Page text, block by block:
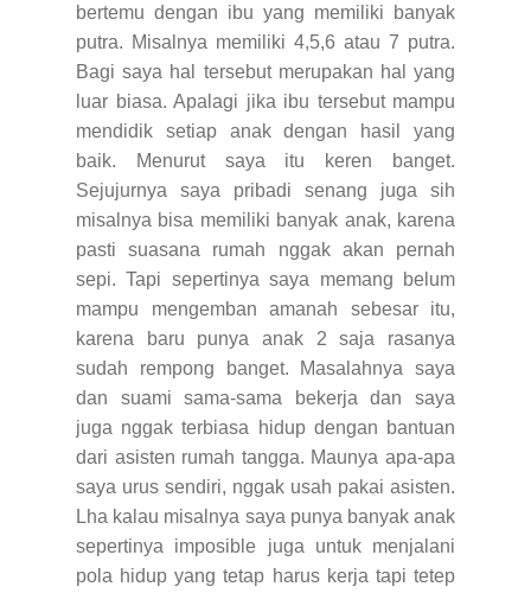
bertemu dengan ibu yang memiliki banyak
putra. Misalnya memiliki 4,5,6 atau 7 putra.
Bagi saya hal tersebut merupakan hal yang
luar biasa. Apalagi jika ibu tersebut mampu
mendidik setiap anak dengan hasil yang
baik. Menurut saya itu keren banget.
Sejujurnya saya pribadi senang juga sih
misalnya bisa memiliki banyak anak, karena
pasti suasana rumah nggak akan pernah
sepi. Tapi sepertinya saya memang belum
mampu mengemban amanah sebesar itu,
karena baru punya anak 2 saja rasanya
sudah rempong banget. Masalahnya saya
dan suami sama-sama bekerja dan saya
juga nggak terbiasa hidup dengan bantuan
dari asisten rumah tangga. Maunya apa-apa
saya urus sendiri, nggak usah pakai asisten.
Lha kalau misalnya saya punya banyak anak
sepertinya imposible juga untuk menjalani
pola hidup yang tetap harus kerja tapi tetep